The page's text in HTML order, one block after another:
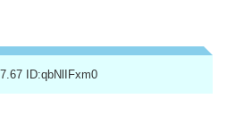
ID:qbNlIFxm0